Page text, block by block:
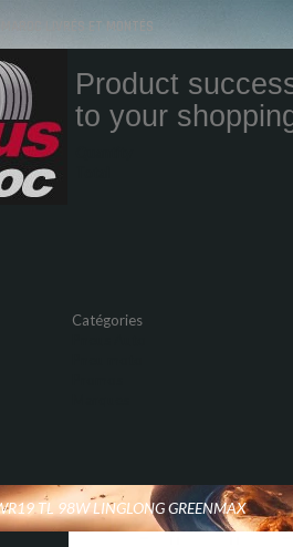
MAROC LIVRÉS ET MONTÉS
Product
to your
Catégories
TL 98W LINGLONG GREENMAX